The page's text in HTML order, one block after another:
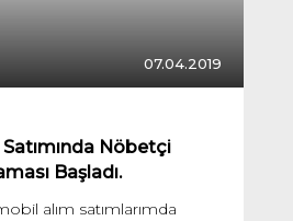
07.04.2019
Nöbetçi
Başladı.
alım satımlarımda